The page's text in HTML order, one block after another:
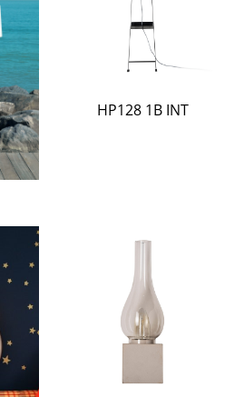
HP128 1B INT